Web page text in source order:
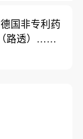
国非专利药
路透）……